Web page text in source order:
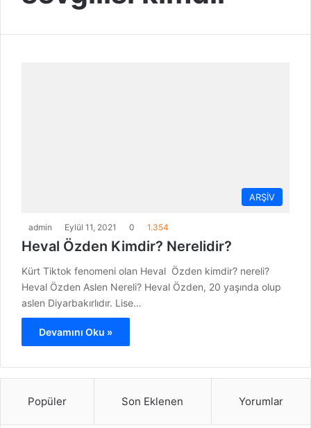
ARŞİV
admin Eylül 11, 2021 0 1.354
Heval Özden Kimdir? Nerelidir?
Kürt Tiktok fenomeni olan Heval Özden kimdir? nereli?
Heval Özden Aslen Nereli? Heval Özden, 20 yaşında olup
aslen Diyarbakırlıdır. Lise…
Devamını Oku »
Popüler Son Eklenen Yorumlar